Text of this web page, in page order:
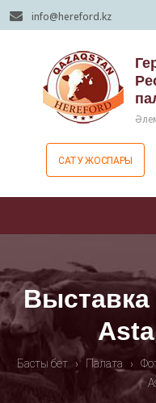
info@hereford.kz
САТУ ЖОСПАРЫ
Выставка
Басты бет › Палата ›